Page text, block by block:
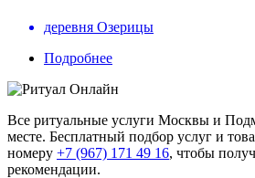
деревня Озерицы
Подробнее
Все ритуальные услуги Москвы и
месте. Бесплатный подбор услуг и
номеру +7 (967) 171 49 16, чтобы
рекомендации.